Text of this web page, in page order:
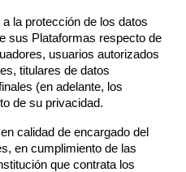
la protección de los datos
sus Plataformas respecto de
usuarios autorizados
titulares de datos
(en adelante, los
de su privacidad.
calidad de encargado del
en cumplimiento de las
que contrata los